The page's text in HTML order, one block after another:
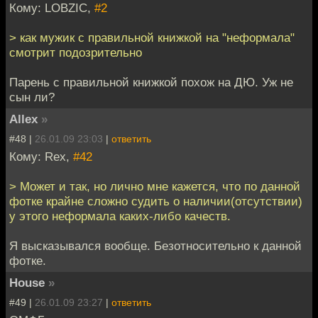
Кому: LOBZIC, #2
> как мужик с правильной книжкой на "неформала"
смотрит подозрительно
Парень с правильной книжкой похож на ДЮ. Уж не
сын ли?
Allex »
#48 | 26.01.09 23:03 | ответить
Кому: Rex, #42
> Может и так, но лично мне кажется, что по данной
фотке крайне сложно судить о наличии(отсутствии)
у этого неформала каких-либо качеств.
Я высказывался вообще. Безотносительно к данной
фотке.
House »
#49 | 26.01.09 23:27 | ответить